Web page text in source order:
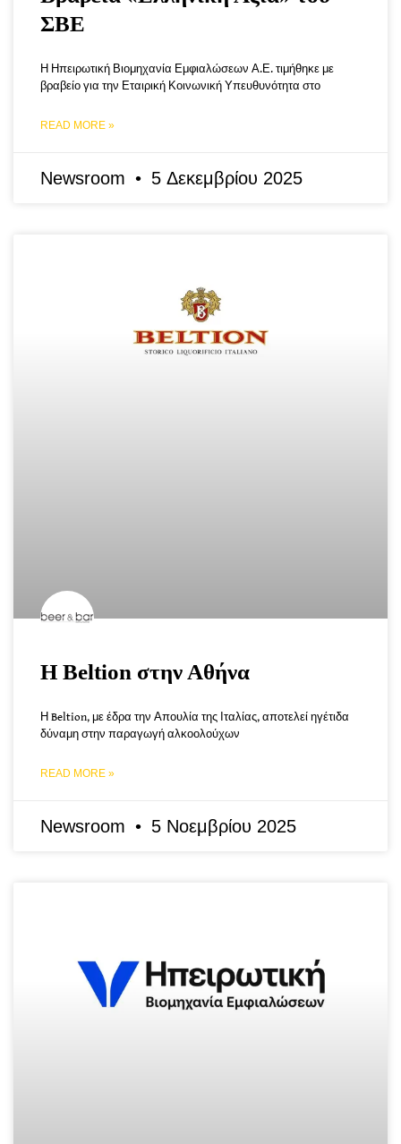
ΣΒΕ
Η Ηπειρωτική Βιομηχανία Εμφιαλώσεων Α.Ε. τιμήθηκε με
βραβείο για την Εταιρική Κοινωνική Υπευθυνότητα στο
READ MORE »
Newsroom 5 Δεκεμβρίου 2025
Η Beltion στην Αθήνα
Η Beltion, με έδρα την Απουλία της Ιταλίας, αποτελεί ηγέτιδα
δύναμη στην παραγωγή αλκοολούχων
READ MORE »
Newsroom 5 Νοεμβρίου 2025